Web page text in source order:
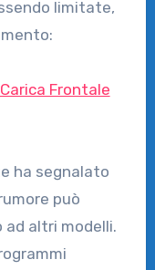
limitate,
Frontale
ha segnalato
può
altri modelli.